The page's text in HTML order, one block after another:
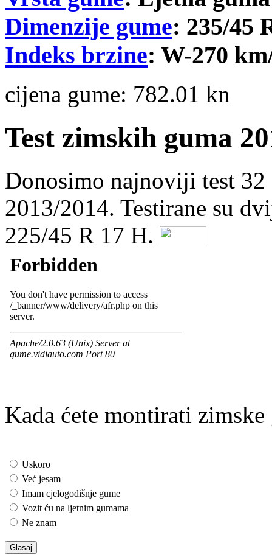
Dimenzije gume: 235/45
Indeks brzine: W-270
cijena gume: 782.01 kn
Test zimskih guma
Donosimo najnoviji test 32
2013/2014. Testirane su
225/45 R 17 H.
Kada ćete montirati zimske
Uskoro
Već jesam
Imam cjelogodišnje gume
Vozit ću na ljetnim gumama
Ne znam